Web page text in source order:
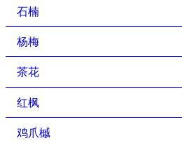
石楠
杨梅
茶花
红枫
鸡爪槭